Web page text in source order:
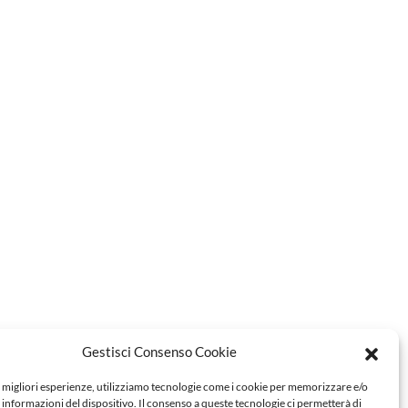
Gestisci Consenso Cookie
esperienze, utilizziamo tecnologie come i cookie per memorizzare e/o
informazioni del dispositivo. Il consenso a queste tecnologie ci permetterà di